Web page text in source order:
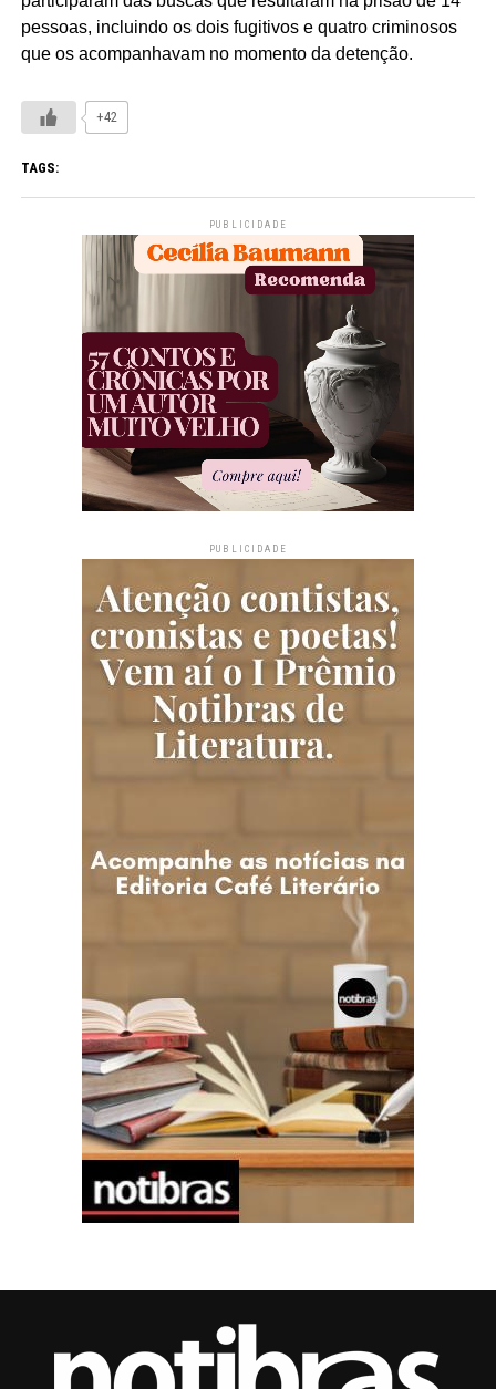
pessoas, incluindo os dois fugitivos e quatro criminosos
que os acompanhavam no momento da detenção.
+42
TAGS:
PUBLICIDADE
PUBLICIDADE